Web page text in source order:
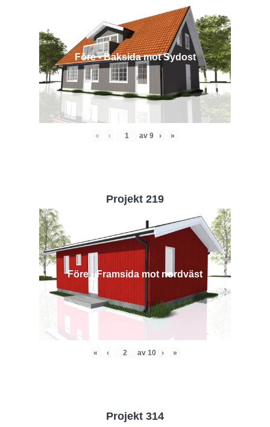
Före - Baksida mot Sydost
« ‹ av 9 › »
Projekt 219
Före - Framsida mot nordväst
« ‹ av 10 › »
Projekt 314